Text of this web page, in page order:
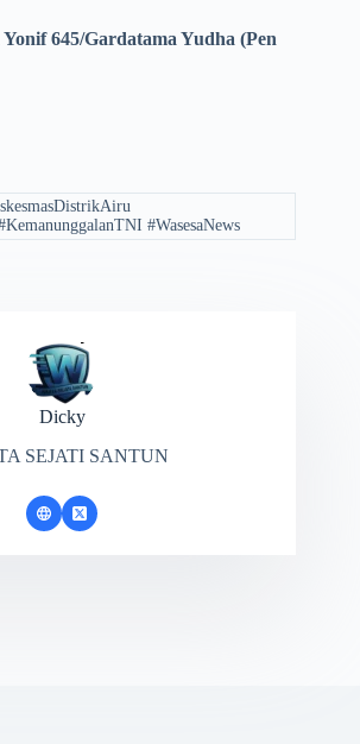
645/Gardatama Yudha (Pen
#WasesaNews
Dicky
SEJATI SANTUN